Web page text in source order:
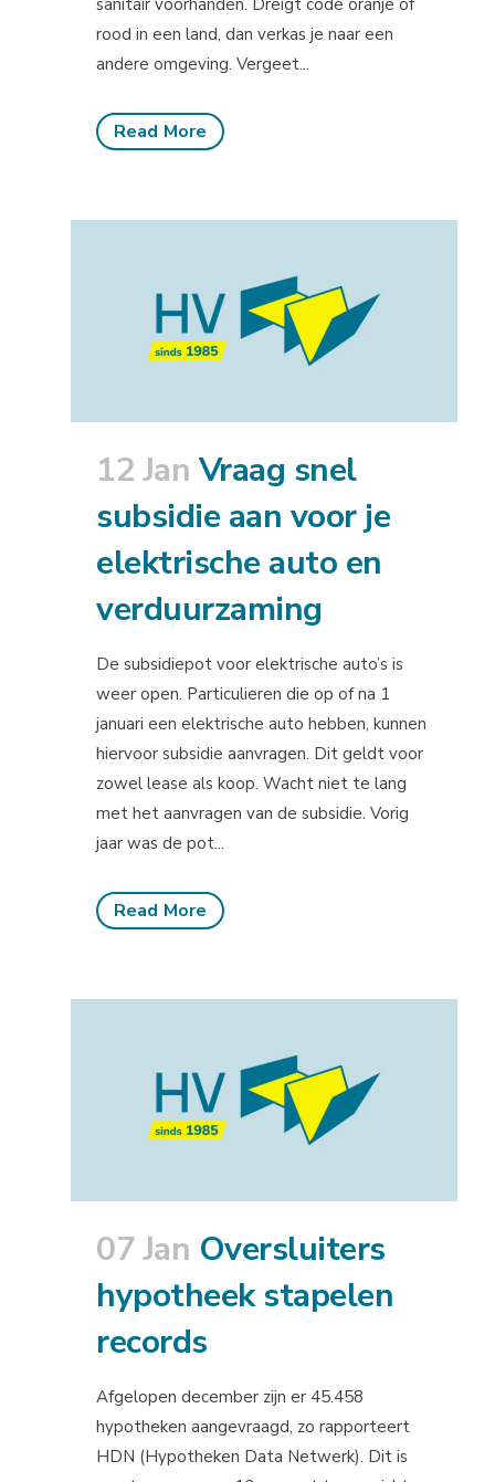
rood in een land, dan verkas je naar een
andere omgeving. Vergeet...
Read More
12 Jan Vraag snel
subsidie aan voor je
elektrische auto en
verduurzaming
De subsidiepot voor elektrische auto’s is
weer open. Particulieren die op of na 1
januari een elektrische auto hebben, kunnen
hiervoor subsidie aanvragen. Dit geldt voor
zowel lease als koop. Wacht niet te lang
met het aanvragen van de subsidie. Vorig
jaar was de pot...
Read More
07 Jan Oversluiters
hypotheek stapelen
records
Afgelopen december zijn er 45.458
hypotheken aangevraagd, zo rapporteert
HDN (Hypotheken Data Netwerk). Dit is